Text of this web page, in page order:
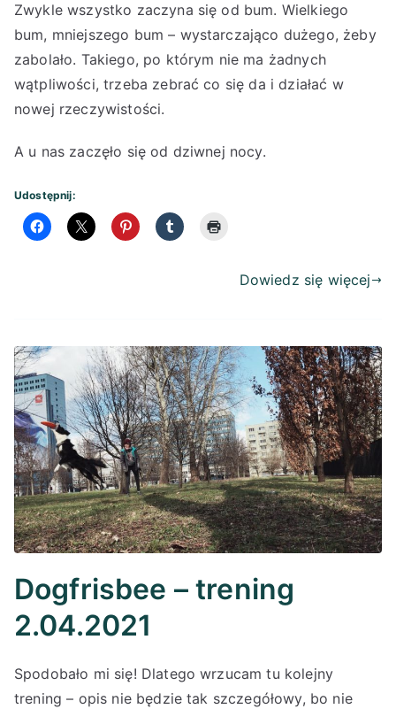
Zwykle wszystko zaczyna się od bum. Wielkiego
bum, mniejszego bum – wystarczająco dużego, żeby
zabolało. Takiego, po którym nie ma żadnych
wątpliwości, trzeba zebrać co się da i działać w
nowej rzeczywistości.
A u nas zaczęło się od dziwnej nocy.
Udostępnij:
Dowiedz się więcej
Dogfrisbee – trening
2.04.2021
Spodobało mi się! Dlatego wrzucam tu kolejny
trening – opis nie będzie tak szczegółowy, bo nie